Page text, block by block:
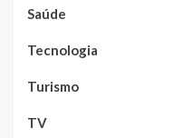
Saúde
Tecnologia
Turismo
TV